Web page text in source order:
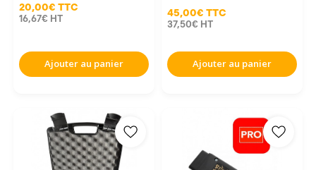
20,00€ TTC
16,67€ HT
Ajouter au panier
45,00€ TTC
37,50€ HT
Ajouter au panier